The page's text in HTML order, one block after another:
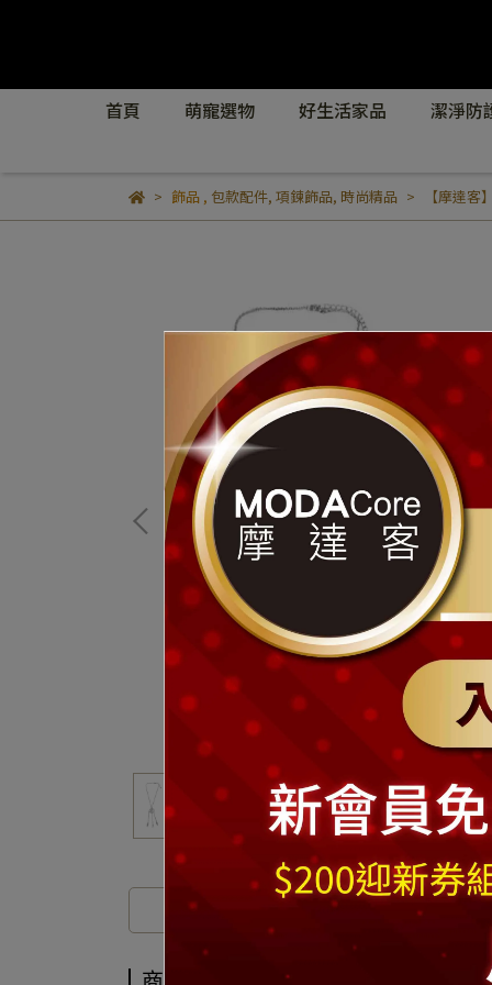
首頁 萌寵選物 好生活家品 潔淨防
飾品, 包款配件, 項鍊飾品, 時尚精品 【摩達
商品介紹